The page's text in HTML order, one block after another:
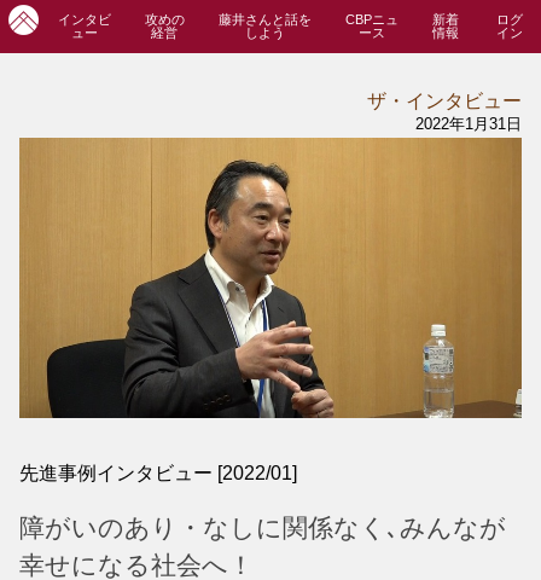
インタビ
ュー
攻めの
経営
藤井さんと話を
しよう
CBPニュ
ース
新着
情報
ログ
イン
ザ・インタビュー
2022年1月31日
先進事例インタビュー [2022/01]
障がいのあり・なしに関係なく､みんなが
幸せになる社会へ！